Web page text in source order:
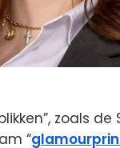
zoals
“